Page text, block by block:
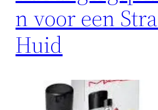
n voor een
Huid